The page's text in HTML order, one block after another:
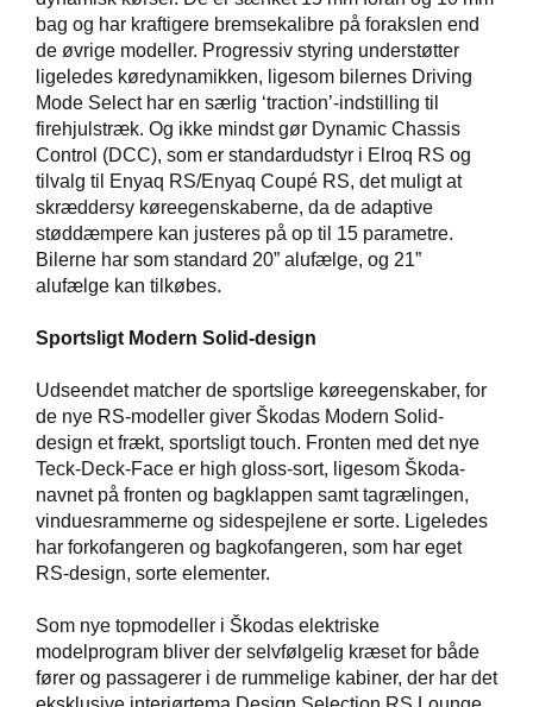
bag og har kraftigere bremsekalibre på forakslen end
de øvrige modeller. Progressiv styring understøtter
ligeledes køredynamikken, ligesom bilernes Driving
Mode Select har en særlig ‘traction’-indstilling til
firehjulstræk. Og ikke mindst gør Dynamic Chassis
Control (DCC), som er standardudstyr i Elroq RS og
tilvalg til Enyaq RS/Enyaq Coupé RS, det muligt at
skræddersy køreegenskaberne, da de adaptive
støddæmpere kan justeres på op til 15 parametre.
Bilerne har som standard 20” alufælge, og 21”
alufælge kan tilkøbes.
Sportsligt Modern Solid-design
Udseendet matcher de sportslige køreegenskaber, for
de nye RS-modeller giver Škodas Modern Solid-
design et frækt, sportsligt touch. Fronten med det nye
Teck-Deck-Face er high gloss-sort, ligesom Škoda-
navnet på fronten og bagklappen samt tagrælingen,
vinduesrammerne og sidespejlene er sorte. Ligeledes
har forkofangeren og bagkofangeren, som har eget
RS-design, sorte elementer.
Som nye topmodeller i Škodas elektriske
modelprogram bliver der selvfølgelig kræset for både
fører og passagerer i de rummelige kabiner, der har det